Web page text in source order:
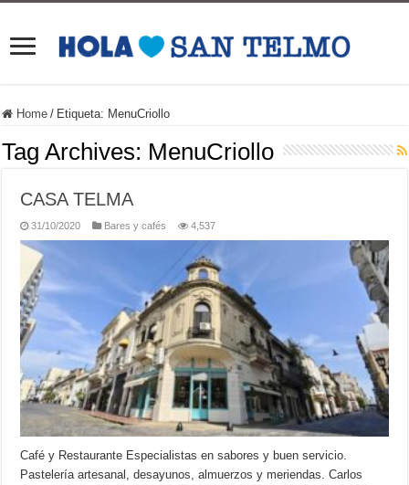
Home / Etiqueta: MenuCriollo
Tag Archives: MenuCriollo
CASA TELMA
31/10/2020 Bares y cafés 4,537
Café y Restaurante Especialistas en sabores y buen servicio.
Pastelería artesanal, desayunos, almuerzos y meriendas. Carlos